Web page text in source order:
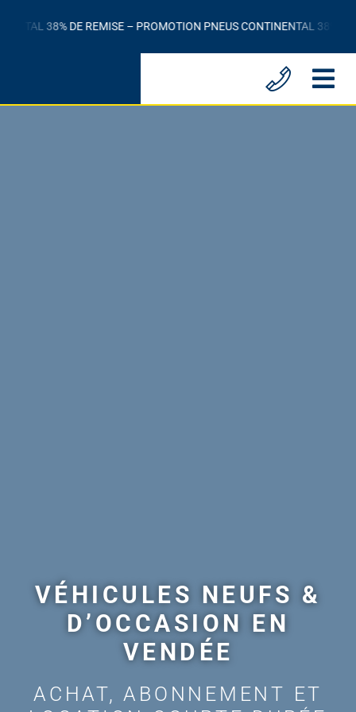
38% DE REMISE – PROMOTION PNEUS CONTINENTAL 38% DE
VÉHICULES NEUFS &
D’OCCASION EN
VENDÉE
ACHAT, ABONNEMENT ET